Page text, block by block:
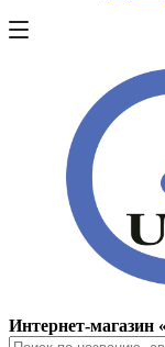
Интернет-магазин